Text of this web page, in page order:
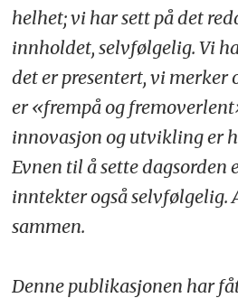
helhet; vi har sett på det
innholdet, selvfølgelig. Vi
det er presentert, vi merker
er «frempå og
innovasjon og utvikling er
Evnen til å sette dagsorden
inntekter også selvfølgelig.
sammen.
Denne publikasjonen har